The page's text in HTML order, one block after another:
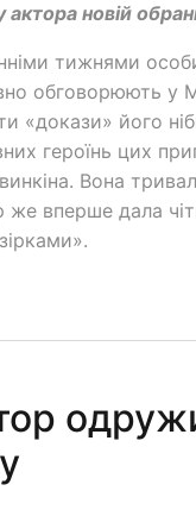
актора новій
тижнями
обговорюють у
«докази» його
героїнь цих
Вона
же вперше дала